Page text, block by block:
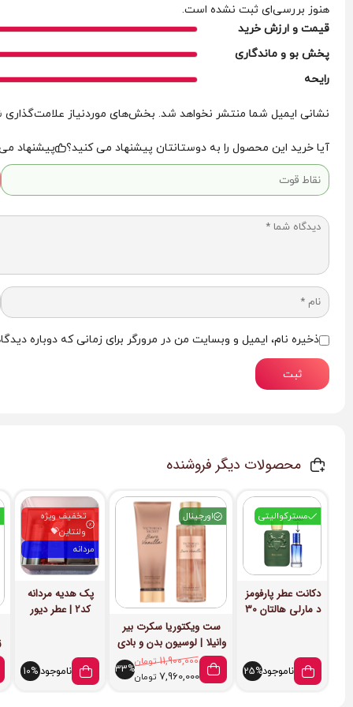
هنوز بررسی‌ای ثبت نشده است.
قیمت و ارزش خرید
پخش بو و ماندگاری
رایحه
نشانی ایمیل شما منتشر نخواهد شد. بخش‌های موردنیاز علامت‌گذاری
آیا خرید این محصول را به دوستانتان پیشنهاد می کنید؟ پیشنهاد
ذخیره نام، ایمیل و وبسایت من در مرورگر برای زمانی که دوباره
ثبت
محصولات دیگر فروشنده
مسترکوالیتی
دکانت عطر پارفومز
د مارلی هالتان 30
مسترکوالیتی
ناموجود25%
اورجینال
ست ویکتوریا سکرت بیر
وانیلا | لوسیون بدن و بادی
اسپلش
11,900,000 تومان
7,960,000 تومان
33%
تخفیف ویژه
ولنتاین💝
مردانه
پک هدیه مردانه
کد2 | عطر دیور
Old Spice
ناموجود10%